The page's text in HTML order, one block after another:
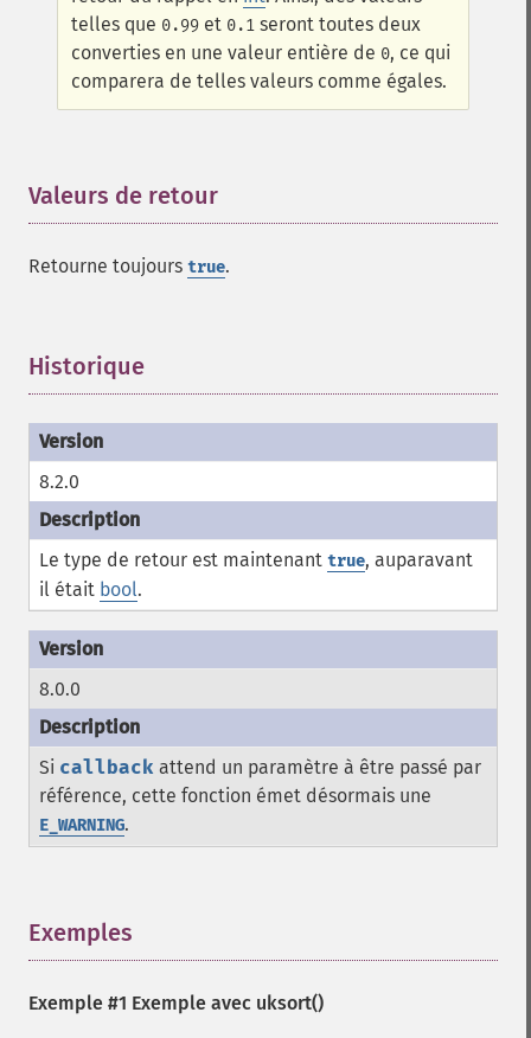
telles que 0.99 et 0.1 seront toutes deux
converties en une valeur entière de 0, ce qui
comparera de telles valeurs comme égales.
Valeurs de retour
Retourne toujours true.
Historique
8.2.0
Le type de retour est maintenant true, auparavant
il était bool.
8.0.0
Si callback attend un paramètre à être passé par
référence, cette fonction émet désormais une
E_WARNING.
Exemples
Exemple #1 Exemple avec uksort()